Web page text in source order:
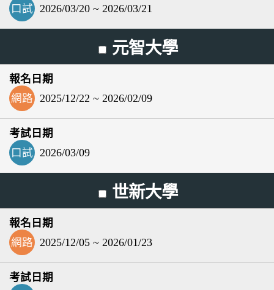
口試 2026/03/20 ~ 2026/03/21
元智大學
網路 2025/12/22 ~ 2026/02/09
口試 2026/03/09
世新大學
網路 2025/12/05 ~ 2026/01/23